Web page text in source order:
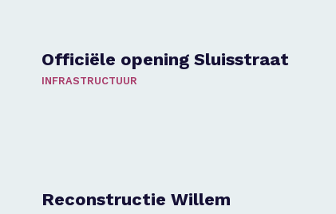
Officiële opening Sluisstraat
INFRASTRUCTUUR
Reconstructie Willem